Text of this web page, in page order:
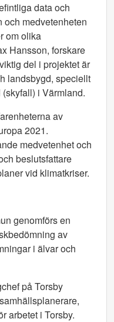
data och
och medvetenheten
om olika
Hansson, forskare
del i projektet är
landsbygd, speciellt
i Värmland.
av
2021.
medvetenhet och
beslutsfattare
vid klimatkriser.
genomförs en
av
i älvar och
på Torsby
arbetet i Torsby.